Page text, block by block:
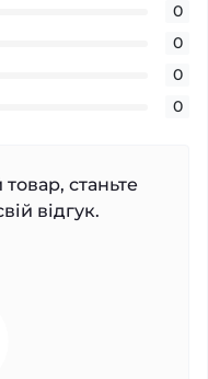
0
0
0
0
станьте
відгук.